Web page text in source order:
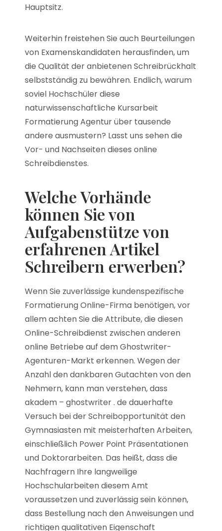
Hauptsitz.
Weiterhin freistehen Sie auch Beurteilungen
von Examenskandidaten herausfinden, um
die Qualität der anbietenen Schreibrückhalt
selbstständig zu bewähren. Endlich, warum
soviel Hochschüler diese
naturwissenschaftliche Kursarbeit
Formatierung Agentur über tausende
andere ausmustern? Lasst uns sehen die
Vor- und Nachseiten dieses online
Schreibdienstes.
Welche Vorhände
können Sie von
Aufgabenstütze von
erfahrenen Artikel
Schreibern erwerben?
Wenn Sie zuverlässige kundenspezifische
Formatierung Online-Firma benötigen, vor
allem achten Sie die Attribute, die diesen
Online-Schreibdienst zwischen anderen
online Betriebe auf dem Ghostwriter-
Agenturen-Markt erkennen. Wegen der
Anzahl den dankbaren Gutachten von den
Nehmern, kann man verstehen, dass
akadem – ghostwriter . de dauerhafte
Versuch bei der Schreibopportunität den
Gymnasiasten mit meisterhaften Arbeiten,
einschließlich Power Point Präsentationen
und Doktorarbeiten. Das heißt, dass die
Nachfragern Ihre langweilige
Hochschularbeiten diesem Amt
voraussetzen und zuverlässig sein können,
dass Bestellung nach den Anweisungen und
richtigen qualitativen Eigenschaft